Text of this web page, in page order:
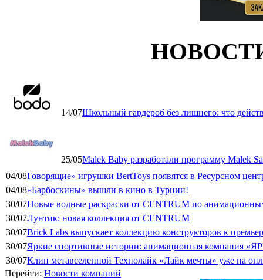
14/07Школьный гардероб без лишнего: что
25/05Malek Baby разработали программу Malek
04/08Говорящие» игрушки BertToys появятся в Ресурсном
04/08«Барбоскины» вышли в кино в Турции!
30/07Новые водные раскраски от CENTRUM по
30/07Лунтик: новая коллекция от CENTRUM
30/07Brick Labs выпускает коллекцию конструкторов к
30/07Яркие спортивные истории: анимационная компания
30/07Клип метавселенной Технолайк «Лайк мечты» уже на
Перейти: Новости компаний